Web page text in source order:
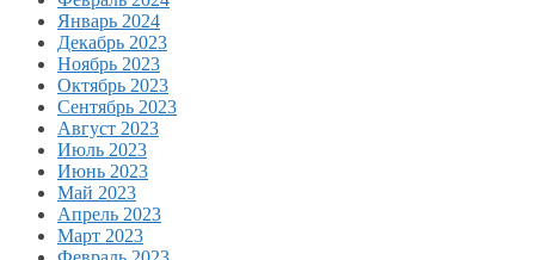
Январь 2024
Декабрь 2023
Ноябрь 2023
Октябрь 2023
Сентябрь 2023
Август 2023
Июль 2023
Июнь 2023
Май 2023
Апрель 2023
Март 2023